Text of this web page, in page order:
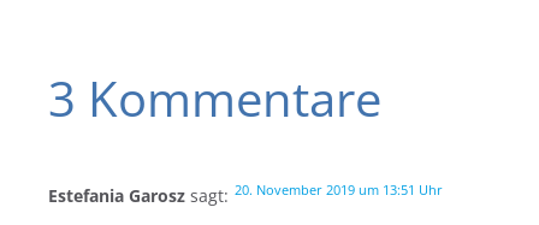
3 Kommentare
Estefania Garosz sagt: 20. November 2019 um 13:51 Uhr